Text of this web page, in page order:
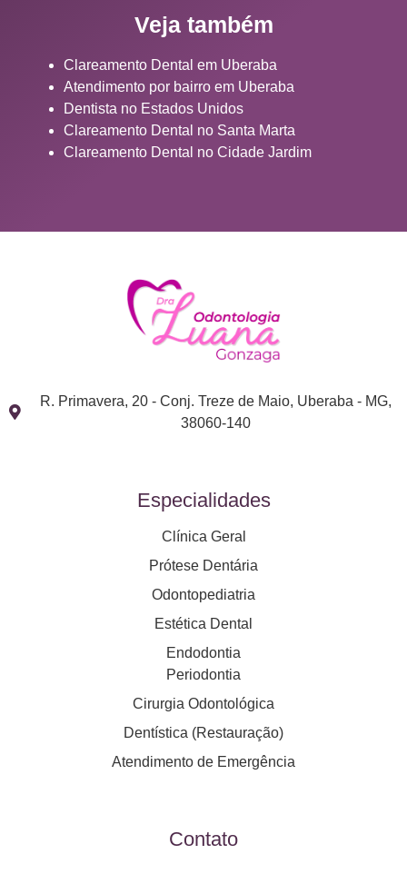
Veja também
Clareamento Dental em Uberaba
Atendimento por bairro em Uberaba
Dentista no Estados Unidos
Clareamento Dental no Santa Marta
Clareamento Dental no Cidade Jardim
R. Primavera, 20 - Conj. Treze de Maio, Uberaba - MG,
38060-140
Especialidades
Clínica Geral
Prótese Dentária
Odontopediatria
Estética Dental
Endodontia
Periodontia
Cirurgia Odontológica
Dentística (Restauração)
Atendimento de Emergência
Contato